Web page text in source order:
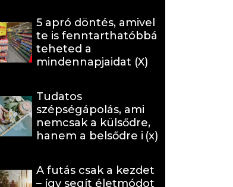
5 apró döntés, amivel
te is fenntarthatóbbá
teheted a
mindennapjaidat (X)
Tudatos
szépségápolás, ami
nemcsak a külsődre,
hanem a belsődre is
A futás csak a kezdet
– így segít életmódot